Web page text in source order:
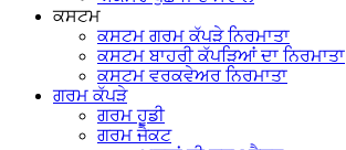
ਕਸਟਮ
ਕਸਟਮ ਗਰਮ ਕੱਪੜੇ ਨਿਰਮਾਤਾ
ਕਸਟਮ ਬਾਹਰੀ ਕੱਪੜਿਆਂ ਦਾ ਨਿਰਮਾਤਾ
ਕਸਟਮ ਵਰਕਵੇਅਰ ਨਿਰਮਾਤਾ
ਗਰਮ ਕੱਪੜੇ
ਗਰਮ ਹੂਡੀ
ਗਰਮ ਜੈਕਟ